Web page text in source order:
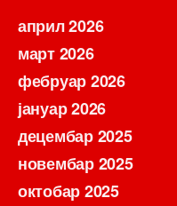
април 2026
март 2026
фебруар 2026
јануар 2026
децембар 2025
новембар 2025
октобар 2025